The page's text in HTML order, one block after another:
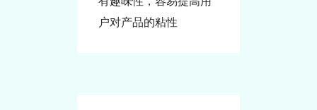
户对产品的粘性